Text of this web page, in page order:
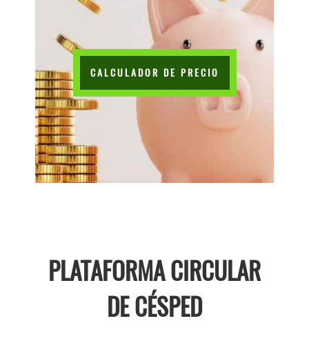
CALCULADOR DE PRECIO
PLATAFORMA CIRCULAR
DE CÉSPED